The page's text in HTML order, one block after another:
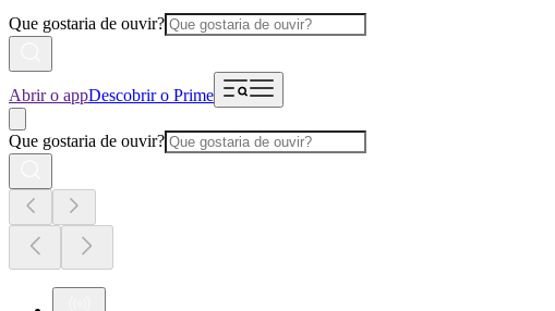
Que gostaria de ouvir?
Abrir o appDescobrir o Prime
Que gostaria de ouvir?